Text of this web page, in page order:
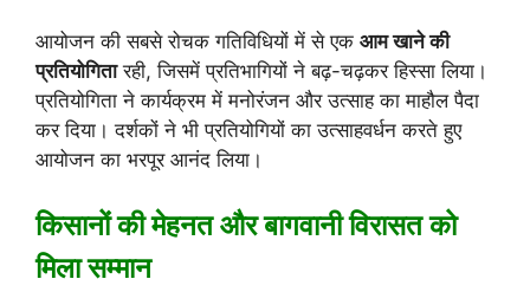
आयोजन की सबसे रोचक गतिविधियों में से एक आम खाने की
प्रतियोगितारही, जिसमें प्रतिभागियों ने बढ़-चढ़कर हिस्सा लिया।
प्रतियोगिता ने कार्यक्रम में मनोरंजन और उत्साह का माहौल पैदा
कर दिया। दर्शकों ने भी प्रतियोगियों का उत्साहवर्धन करते हुए
आयोजन का भरपूर आनंद लिया।
किसानों की मेहनत और बागवानी विरासत को
मिला सम्मान